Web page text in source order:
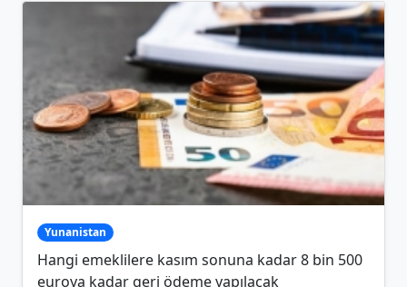
Yunanistan
Hangi emeklilere kasım sonuna kadar 8 bin 500
euroya kadar geri ödeme yapılacak